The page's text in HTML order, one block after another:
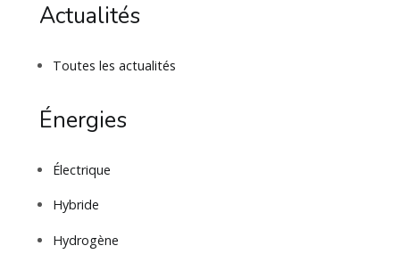
Actualités
Toutes les actualités
Énergies
Électrique
Hybride
Hydrogène